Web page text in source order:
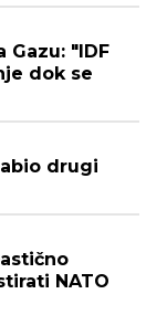
Gazu: "IDF
dok se
drugi
NATO